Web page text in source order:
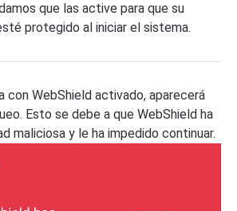
que las active para que su
protegido al iniciar el sistema.
con WebShield activado, aparecerá
Esto se debe a que WebShield ha
maliciosa y le ha impedido continuar.